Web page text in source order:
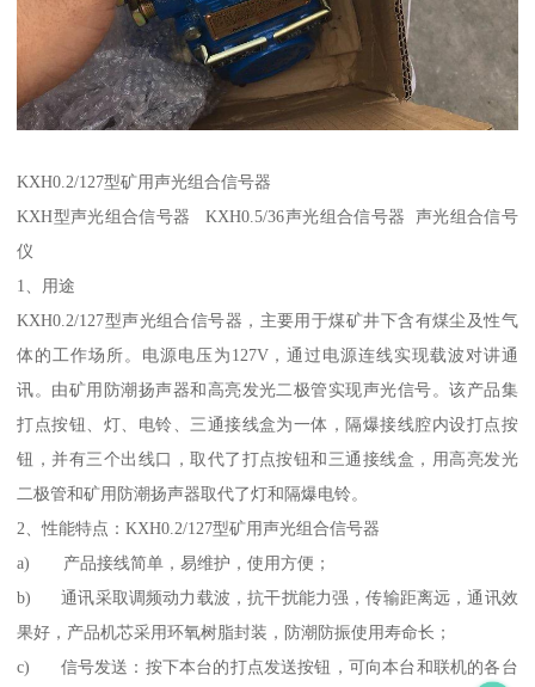
KXH0.2/127型矿用声光组合信号器
KXH型声光组合信号器 KXH0.5/36声光组合信号器 声光组合信号
仪
1、用途
KXH0.2/127型声光组合信号器，主要用于煤矿井下含有煤尘及性气
体的工作场所。电源电压为127V，通过电源连线实现载波对讲通
讯。由矿用防潮扬声器和高亮发光二极管实现声光信号。该产品集
打点按钮、灯、电铃、三通接线盒为一体，隔爆接线腔内设打点按
钮，并有三个出线口，取代了打点按钮和三通接线盒，用高亮发光
二极管和矿用防潮扬声器取代了灯和隔爆电铃。
2、性能特点：KXH0.2/127型矿用声光组合信号器
a) 产品接线简单，易维护，使用方便；
b) 通讯采取调频动力载波，抗干扰能力强，传输距离远，通讯效
果好，产品机芯采用环氧树脂封装，防潮防振使用寿命长；
c) 信号发送：按下本台的打点发送按钮，可向本台和联机的各台